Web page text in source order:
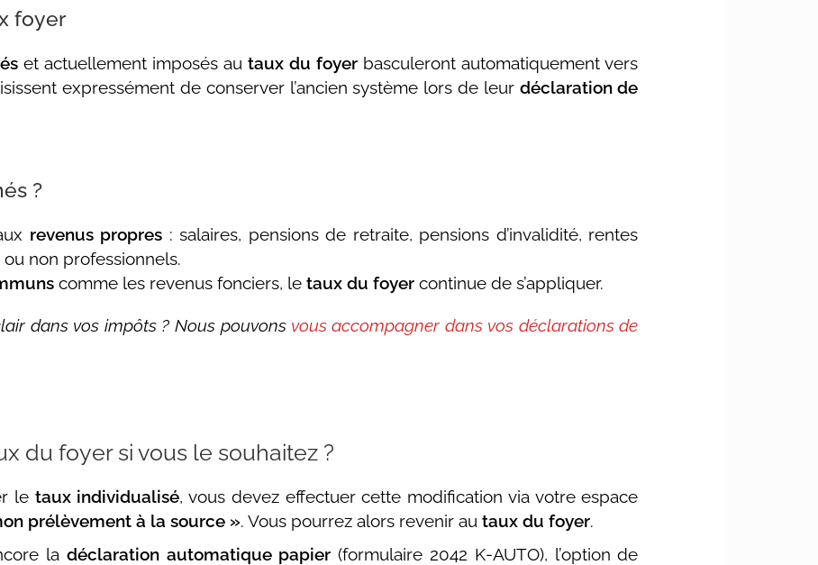
foyer
et actuellement imposés autaux du foyer basculeront automatiquement vers
expressément de conserver l’ancien système lors de leur déclaration de
?
revenus propres : salaires, pensions de retraite, pensions d’invalidité, rentes
non professionnels.
comme les revenus fonciers, letaux du foyer continue de s’appliquer.
dans vos impôts ? Nous pouvons vous accompagner dans vos déclarations de
du foyer si vous le souhaitez ?
le taux individualisé, vous devez effectuer cette modification via votre espace
prélèvement à la source ». Vous pourrez alors revenir autaux du foyer.
la déclaration automatique papier (formulaire 2042 K-AUTO), l’option de